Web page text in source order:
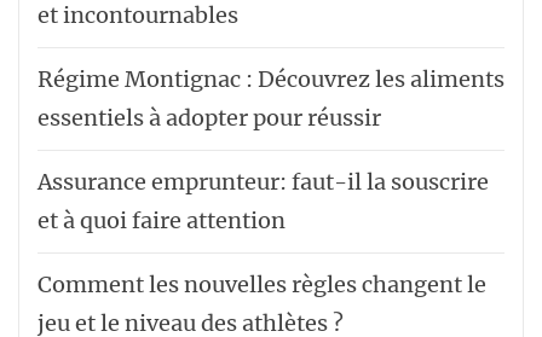
et incontournables
Régime Montignac : Découvrez les aliments
essentiels à adopter pour réussir
Assurance emprunteur: faut-il la souscrire
et à quoi faire attention
Comment les nouvelles règles changent le
jeu et le niveau des athlètes ?